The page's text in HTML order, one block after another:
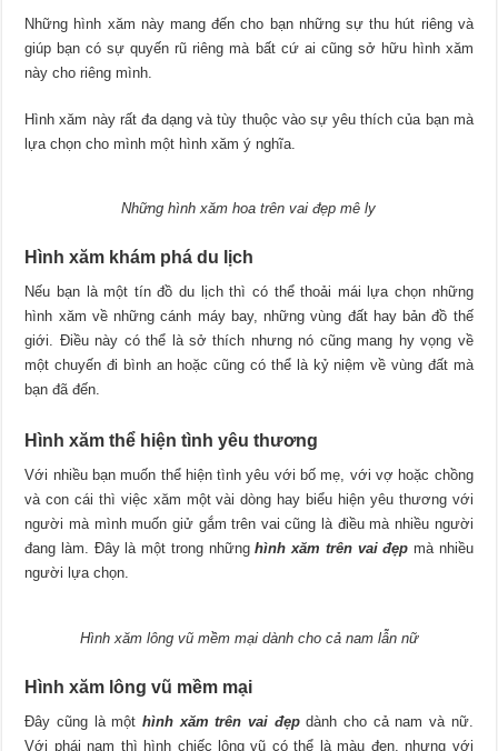
Những hình xăm này mang đến cho bạn những sự thu hút riêng và
giúp bạn có sự quyến rũ riêng mà bất cứ ai cũng sở hữu hình xăm
này cho riêng mình.
Hình xăm này rất đa dạng và tùy thuộc vào sự yêu thích của bạn mà
lựa chọn cho mình một hình xăm ý nghĩa.
Những hình xăm hoa trên vai đẹp mê ly
Hình xăm khám phá du lịch
Nếu bạn là một tín đồ du lịch thì có thể thoải mái lựa chọn những
hình xăm về những cánh máy bay, những vùng đất hay bản đồ thế
giới. Điều này có thể là sở thích nhưng nó cũng mang hy vọng về
một chuyến đi bình an hoặc cũng có thể là kỷ niệm về vùng đất mà
bạn đã đến.
Hình xăm thể hiện tình yêu thương
Với nhiều bạn muốn thể hiện tình yêu với bố mẹ, với vợ hoặc chồng
và con cái thì việc xăm một vài dòng hay biểu hiện yêu thương với
người mà mình muốn giử gắm trên vai cũng là điều mà nhiều người
đang làm. Đây là một trong nhữnghình xăm trên vai đẹp mà nhiều
người lựa chọn.
Hình xăm lông vũ mềm mại dành cho cả nam lẫn nữ
Hình xăm lông vũ mềm mại
Đây cũng là một hình xăm trên vai đẹpdành cho cả nam và nữ.
Với phái nam thì hình chiếc lông vũ có thể là màu đen, nhưng với